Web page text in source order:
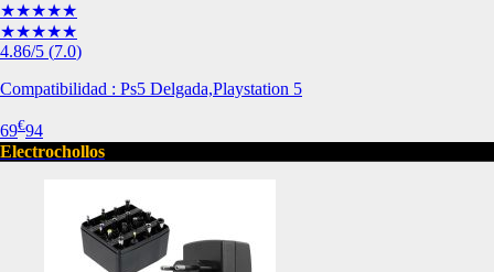
★★★★★
★★★★★
4.86/5 (7.0)
Compatibilidad : Ps5 Delgada,Playstation 5
69€94
Electrochollos
crear un perfil de
publicidad estará